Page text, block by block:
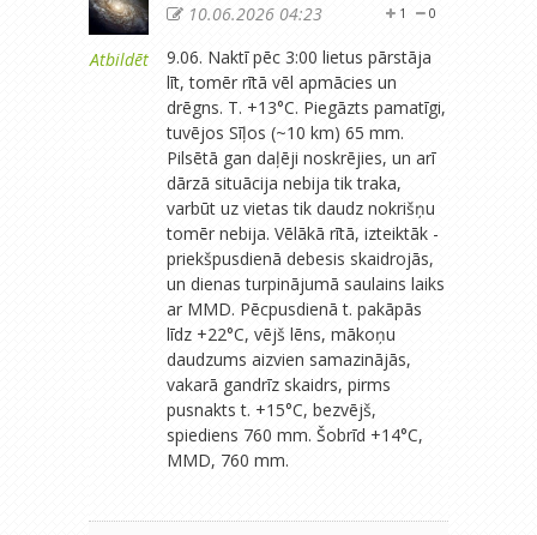
Atbildēt
0
1
10.06.2026 04:23
9.06. Naktī pēc 3:00 lietus pārstāja
līt, tomēr rītā vēl apmācies un
drēgns. T. +13°C. Piegāzts pamatīgi,
tuvējos Sīļos (~10 km) 65 mm.
Pilsētā gan daļēji noskrējies, un arī
dārzā situācija nebija tik traka,
varbūt uz vietas tik daudz nokrišņu
tomēr nebija. Vēlākā rītā, izteiktāk -
priekšpusdienā debesis skaidrojās,
un dienas turpinājumā saulains laiks
ar MMD. Pēcpusdienā t. pakāpās
līdz +22°C, vējš lēns, mākoņu
daudzums aizvien samazinājās,
vakarā gandrīz skaidrs, pirms
pusnakts t. +15°C, bezvējš,
spiediens 760 mm. Šobrīd +14°C,
MMD, 760 mm.